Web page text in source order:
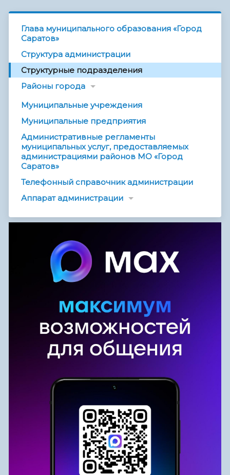
Глава муниципального образования «Город
Саратов»
Структура администрации
Структурные подразделения
Районы города
Муниципальные учреждения
Муниципальные предприятия
Административные регламенты
муниципальных услуг, предоставляемых
администрациями районов МО «Город
Саратов»
Телефонный справочник администрации
Аппарат администрации